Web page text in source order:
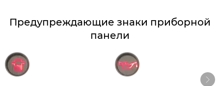
Предупреждающие знаки приборной
панели